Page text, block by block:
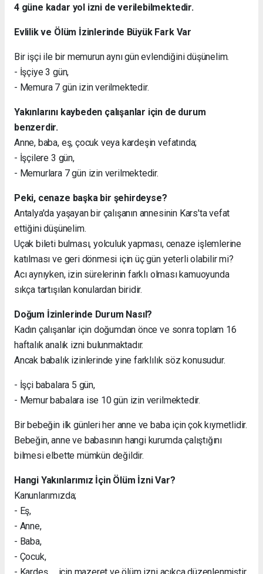
4 güne kadar yol izni de verilebilmektedir.
Evlilik ve Ölüm İzinlerinde Büyük Fark Var
Bir işçi ile bir memurun aynı gün evlendiğini düşünelim.
- İşçiye 3 gün,
- Memura 7 gün izin verilmektedir.
Yakınlarını kaybeden çalışanlar için de durum
benzerdir.
Anne, baba, eş, çocuk veya kardeşin vefatında;
- İşçilere 3 gün,
- Memurlara 7 gün izin verilmektedir.
Peki, cenaze başka bir şehirdeyse?
Antalya'da yaşayan bir çalışanın annesinin Kars'ta vefat
ettiğini düşünelim.
Uçak bileti bulması, yolculuk yapması, cenaze işlemlerine
katılması ve geri dönmesi için üç gün yeterli olabilir mi?
Acı aynıyken, izin sürelerinin farklı olması kamuoyunda
sıkça tartışılan konulardan biridir.
Doğum İzinlerinde Durum Nasıl?
Kadın çalışanlar için doğumdan önce ve sonra toplam 16
haftalık analık izni bulunmaktadır.
Ancak babalık izinlerinde yine farklılık söz konusudur.
- İşçi babalara 5 gün,
- Memur babalara ise 10 gün izin verilmektedir.
Bir bebeğin ilk günleri her anne ve baba için çok kıymetlidir.
Bebeğin, anne ve babasının hangi kurumda çalıştığını
bilmesi elbette mümkün değildir.
Hangi Yakınlarımız İçin Ölüm İzni Var?
Kanunlarımızda;
- Eş,
- Anne,
- Baba,
- Çocuk,